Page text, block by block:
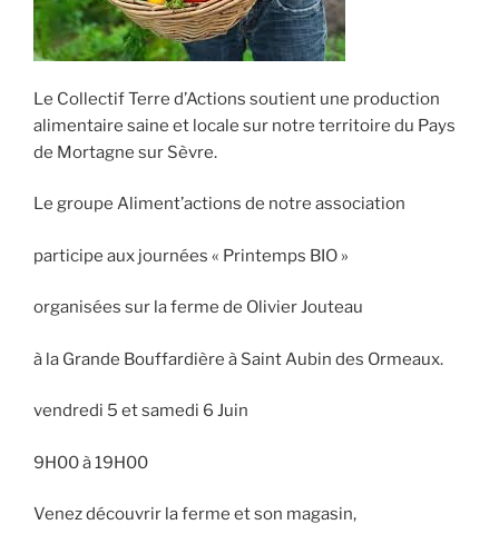
Le Collectif Terre d’Actions soutient une production
alimentaire saine et locale sur notre territoire du Pays
de Mortagne sur Sèvre.
Le groupe Aliment’actions de notre association
participe aux journées « Printemps BIO »
organisées sur la ferme de Olivier Jouteau
à la Grande Bouffardière à Saint Aubin des Ormeaux.
vendredi 5 et samedi 6 Juin
9H00 à 19H00
Venez découvrir la ferme et son magasin,